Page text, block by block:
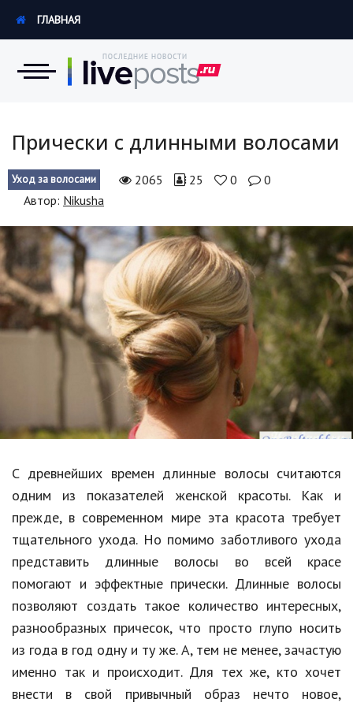
Экономика
Происшествия
Hi-Tech. Интернет
Россия
Наука и техника
Политика
Образование
Культура
Авто, мото
Спорт
Знаменитости
Статьи
Обзоры
Рецепты
Красота и здоровье
ГЛАВНАЯ
Прически с длинными волосами
Уход за волосами 2065 25 0
0
Автор: Nikusha
С древнейших времен длинные волосы считаются
одним из показателей женской красоты. Как и
прежде, в современном мире эта красота требует
тщательного ухода. Но помимо заботливого ухода
представить длинные волосы во всей красе
помогают и эффектные прически. Длинные волосы
позволяют создать такое количество интересных,
разнообразных причесок, что просто глупо носить
из года в год одну и ту же. А, тем не менее, зачастую
именно так и происходит. Для тех же, кто хочет
внести в свой привычный образ нечто новое,